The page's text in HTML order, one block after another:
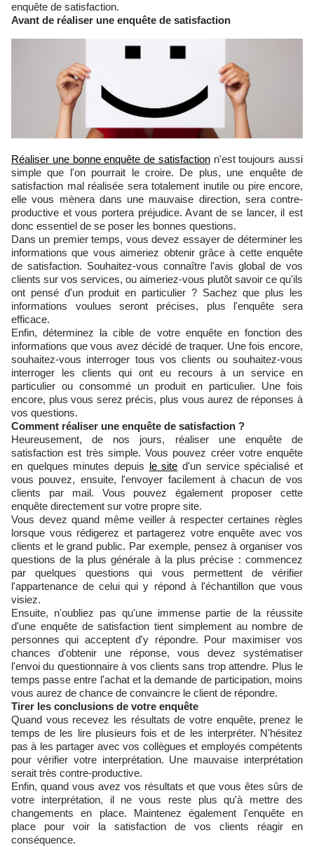
enquête de satisfaction.
Avant de réaliser une enquête de satisfaction
Réaliser une bonne enquête de satisfactionn'est toujours aussi
simple que l'on pourrait le croire. De plus, une enquête de
satisfaction mal réalisée sera totalement inutile ou pire encore,
elle vous mènera dans une mauvaise direction, sera contre-
productive et vous portera préjudice. Avant de se lancer, il est
donc essentiel de se poser les bonnes questions.
Dans un premier temps, vous devez essayer de déterminer les
informations que vous aimeriez obtenir grâce à cette enquête
de satisfaction. Souhaitez-vous connaître l'avis global de vos
clients sur vos services, ou aimeriez-vous plutôt savoir ce qu'ils
ont pensé d'un produit en particulier ? Sachez que plus les
informations voulues seront précises, plus l'enquête sera
efficace.
Enfin, déterminez la cible de votre enquête en fonction des
informations que vous avez décidé de traquer. Une fois encore,
souhaitez-vous interroger tous vos clients ou souhaitez-vous
interroger les clients qui ont eu recours à un service en
particulier ou consommé un produit en particulier. Une fois
encore, plus vous serez précis, plus vous aurez de réponses à
vos questions.
Comment réaliser une enquête de satisfaction ?
Heureusement, de nos jours, réaliser une enquête de
satisfaction est très simple. Vous pouvez créer votre enquête
en quelques minutes depuis le site d'un service spécialisé et
vous pouvez, ensuite, l'envoyer facilement à chacun de vos
clients par mail. Vous pouvez également proposer cette
enquête directement sur votre propre site.
Vous devez quand même veiller à respecter certaines règles
lorsque vous rédigerez et partagerez votre enquête avec vos
clients et le grand public. Par exemple, pensez à organiser vos
questions de la plus générale à la plus précise : commencez
par quelques questions qui vous permettent de vérifier
l'appartenance de celui qui y répond à l'échantillon que vous
visiez.
Ensuite, n'oubliez pas qu'une immense partie de la réussite
d'une enquête de satisfaction tient simplement au nombre de
personnes qui acceptent d'y répondre. Pour maximiser vos
chances d'obtenir une réponse, vous devez systématiser
l'envoi du questionnaire à vos clients sans trop attendre. Plus le
temps passe entre l'achat et la demande de participation, moins
vous aurez de chance de convaincre le client de répondre.
Tirer les conclusions de votre enquête
Quand vous recevez les résultats de votre enquête, prenez le
temps de les lire plusieurs fois et de les interpréter. N'hésitez
pas à les partager avec vos collègues et employés compétents
pour vérifier votre interprétation. Une mauvaise interprétation
serait très contre-productive.
Enfin, quand vous avez vos résultats et que vous êtes sûrs de
votre interprétation, il ne vous reste plus qu'à mettre des
changements en place. Maintenez également l'enquête en
place pour voir la satisfaction de vos clients réagir en
conséquence.